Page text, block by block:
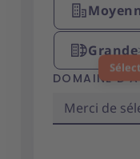
Grande
DOMAINE